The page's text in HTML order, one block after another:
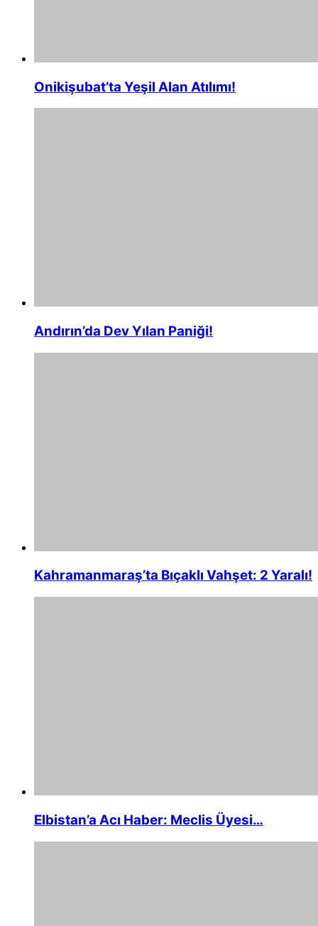
Onikişubat’ta Yeşil Alan Atılımı!
Andırın’da Dev Yılan Paniği!
Kahramanmaraş’ta Bıçaklı Vahşet: 2 Yaralı!
Elbistan’a Acı Haber: Meclis Üyesi…